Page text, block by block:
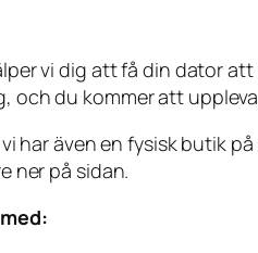
vi dig att få din dator
och du kommer att
har även en fysisk butik på
ner på sidan.